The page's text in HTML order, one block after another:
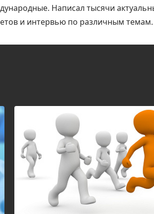
Написал тысячи
и интервью по различным темам.